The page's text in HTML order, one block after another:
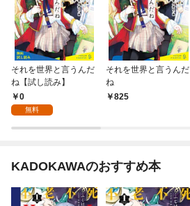
それを世界と言うんだ
ね【試し読み】
0
無料
それを世界と言うんだ
ね
825
KADOKAWAのおすすめ本